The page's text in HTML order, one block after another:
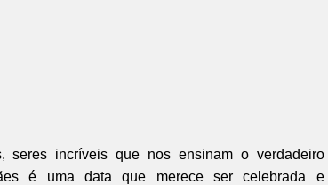
incríveis que nos ensinam o verdadeiro
é uma data que merece ser celebrada e